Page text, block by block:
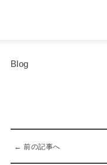
Blog
← 前の記事へ